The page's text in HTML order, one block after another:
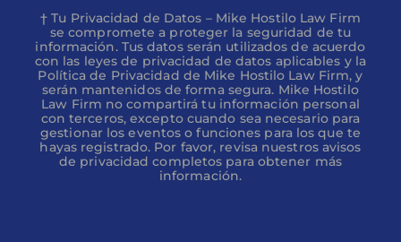
† Tu Privacidad de Datos – Mike Hostilo Law Firm
se compromete a proteger la seguridad de tu
información. Tus datos serán utilizados de acuerdo
con las leyes de privacidad de datos aplicables y la
Política de Privacidad de Mike Hostilo Law Firm, y
serán mantenidos de forma segura. Mike Hostilo
Law Firm no compartirá tu información personal
con terceros, excepto cuando sea necesario para
gestionar los eventos o funciones para los que te
hayas registrado. Por favor, revisa nuestros avisos
de privacidad completos para obtener más
información.